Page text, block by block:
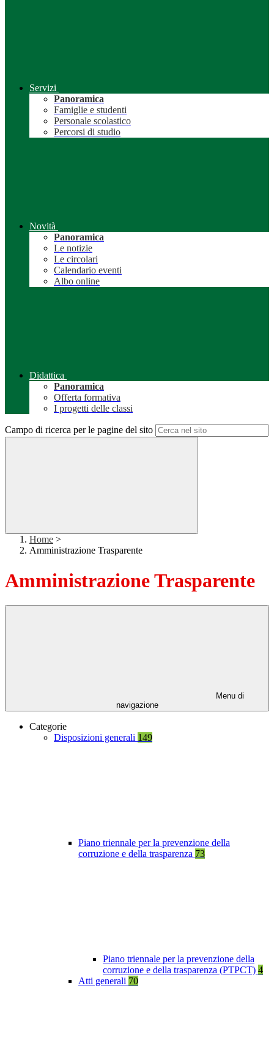
Servizi
Panoramica
Famiglie e studenti
Personale scolastico
Percorsi di studio
Novità
Panoramica
Le notizie
Le circolari
Calendario eventi
Albo online
Didattica
Panoramica
Offerta formativa
I progetti delle classi
Campo di ricerca per le pagine del sito
Home >
Amministrazione Trasparente
Amministrazione Trasparente
Menu di
navigazione
Categorie
Disposizioni generali 149
Piano triennale per la prevenzione della
corruzione e della trasparenza 73
Piano triennale per la prevenzione della
corruzione e della trasparenza (PTPCT) 4
Atti generali 70